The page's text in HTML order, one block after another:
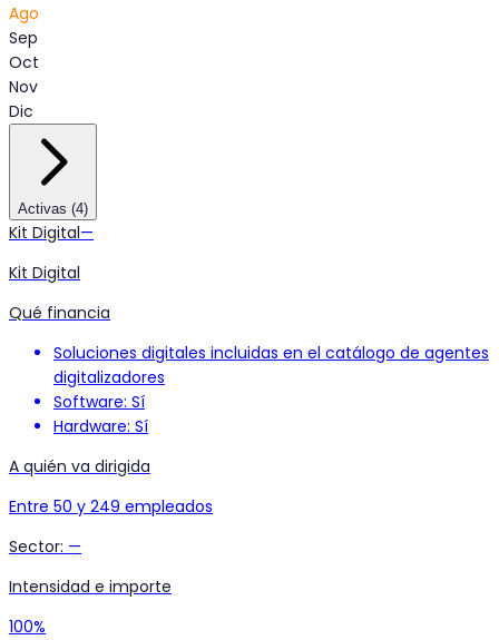
Ago
Sep
Oct
Nov
Dic
Activas (4)
Kit Digital—
Kit Digital
Qué financia
Soluciones digitales incluidas en el catálogo de agentes
digitalizadores
Software: Sí
Hardware: Sí
A quién va dirigida
Entre 50 y 249 empleados
Sector: —
Intensidad e importe
100%